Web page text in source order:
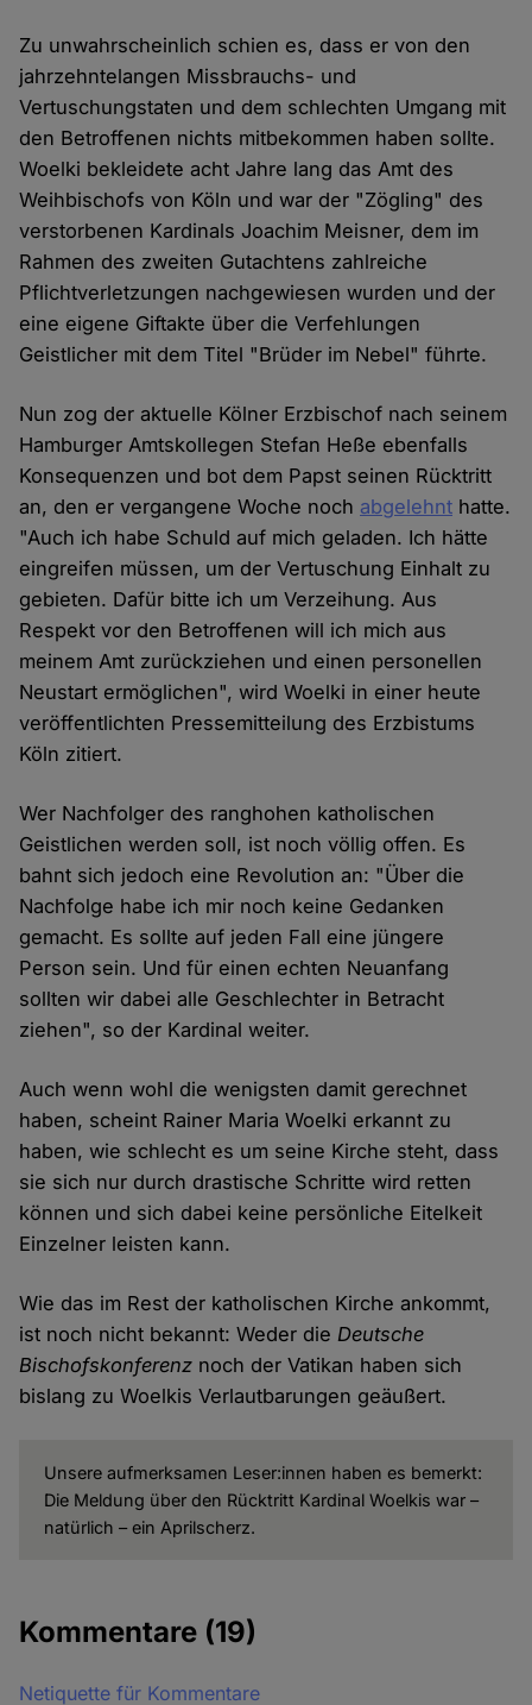
Zu unwahrscheinlich schien es, dass er von den
jahrzehntelangen Missbrauchs- und
Vertuschungstaten und dem schlechten Umgang mit
den Betroffenen nichts mitbekommen haben sollte.
Woelki bekleidete acht Jahre lang das Amt des
Weihbischofs von Köln und war der "Zögling" des
verstorbenen Kardinals Joachim Meisner, dem im
Rahmen des zweiten Gutachtens zahlreiche
Pflichtverletzungen nachgewiesen wurden und der
eine eigene Giftakte über die Verfehlungen
Geistlicher mit dem Titel "Brüder im Nebel" führte.
Nun zog der aktuelle Kölner Erzbischof nach seinem
Hamburger Amtskollegen Stefan Heße ebenfalls
Konsequenzen und bot dem Papst seinen Rücktritt
an, den er vergangene Woche noch abgelehnt hatte.
"Auch ich habe Schuld auf mich geladen. Ich hätte
eingreifen müssen, um der Vertuschung Einhalt zu
gebieten. Dafür bitte ich um Verzeihung. Aus
Respekt vor den Betroffenen will ich mich aus
meinem Amt zurückziehen und einen personellen
Neustart ermöglichen", wird Woelki in einer heute
veröffentlichten Pressemitteilung des Erzbistums
Köln zitiert.
Wer Nachfolger des ranghohen katholischen
Geistlichen werden soll, ist noch völlig offen. Es
bahnt sich jedoch eine Revolution an: "Über die
Nachfolge habe ich mir noch keine Gedanken
gemacht. Es sollte auf jeden Fall eine jüngere
Person sein. Und für einen echten Neuanfang
sollten wir dabei alle Geschlechter in Betracht
ziehen", so der Kardinal weiter.
Auch wenn wohl die wenigsten damit gerechnet
haben, scheint Rainer Maria Woelki erkannt zu
haben, wie schlecht es um seine Kirche steht, dass
sie sich nur durch drastische Schritte wird retten
können und sich dabei keine persönliche Eitelkeit
Einzelner leisten kann.
Wie das im Rest der katholischen Kirche ankommt,
ist noch nicht bekannt: Weder dieDeutsche
Bischofskonferenz noch der Vatikan haben sich
bislang zu Woelkis Verlautbarungen geäußert.
Unsere aufmerksamen Leser:innen haben es bemerkt:
Die Meldung über den Rücktritt Kardinal Woelkis war –
natürlich – ein Aprilscherz.
Kommentare (19)
Netiquette für Kommentare